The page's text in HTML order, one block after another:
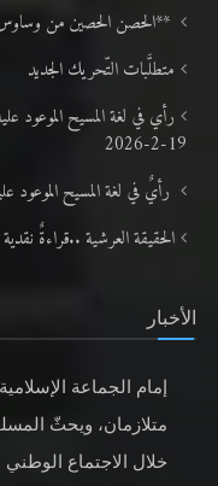
**الحصن الحصين من
متطلَّبات التّحريك الجديد
19-2-2026
رأيٌ في لغة المسيح الموعود عليه السلام ..1 في محنة
الحقيقة العرشية ..قراءةٌ
الأخبار
إمام الجماعة
متلازمان، ويحثّ
خلال الاجتماع الوطني